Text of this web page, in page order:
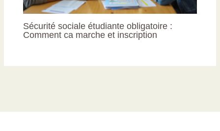
Sécurité sociale étudiante obligatoire :
Comment ca marche et inscription